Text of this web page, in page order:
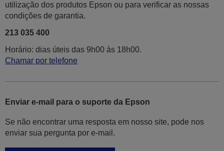
utilização dos produtos Epson ou para verificar as nossas
condições de garantia.
213 035 400
Horário: dias úteis das 9h00 às 18h00.
Chamar por telefone
Enviar e-mail para o suporte da Epson
Se não encontrar uma resposta em nosso site, pode nos
enviar sua pergunta por e-mail.